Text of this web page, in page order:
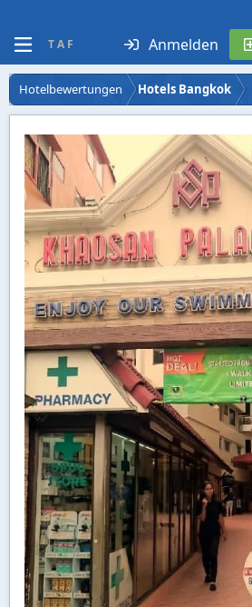
T A F Anmelden
Hotelbewertungen Hotels Bangkok